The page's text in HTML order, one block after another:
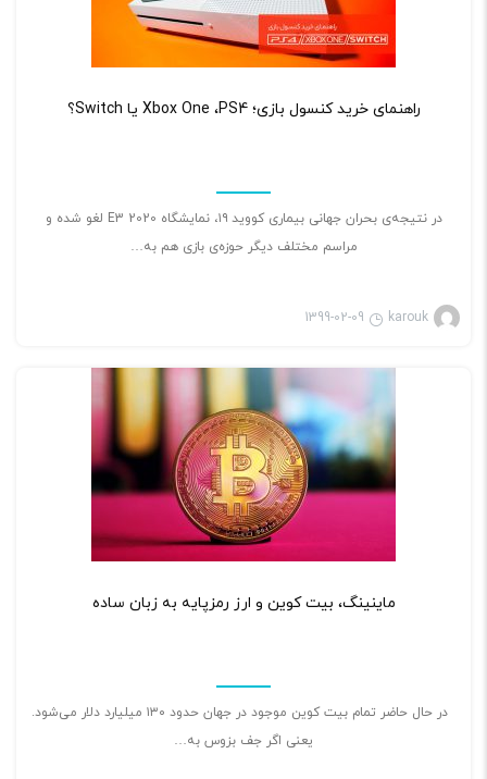
راهنمای خرید کنسول بازی؛ Xbox One ،PS4 یا Switch؟
در نتیجه‌ی بحران جهانی بیماری کووید ۱۹، نمایشگاه E3 2020 لغو شده و
مراسم مختلف دیگر حوزه‌ی بازی هم به…
karouk
1399-02-09
ماینینگ، بیت کوین و ارز رمزپایه به زبان ساده
در حال حاضر تمام بیت کوین موجود در جهان حدود ۱۳۰ میلیارد دلار می‌شود.
یعنی اگر جف بزوس به…